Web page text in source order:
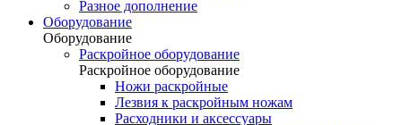
Разное дополнение
Оборудование
Оборудование
Раскройное оборудование
Раскройное оборудование
Ножи раскройные
Лезвия к раскройным ножам
Расходники и аксессуары